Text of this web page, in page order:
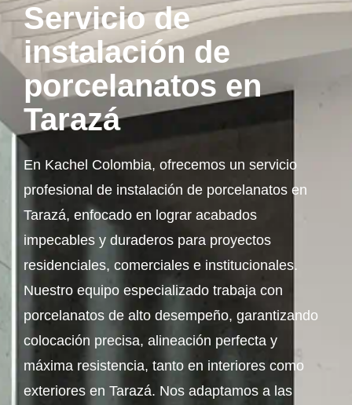
Servicio de
instalación de
porcelanatos en
Tarazá
En Kachel Colombia, ofrecemos un servicio
profesional de instalación de porcelanatos en
Tarazá, enfocado en lograr acabados
impecables y duraderos para proyectos
residenciales, comerciales e institucionales.
Nuestro equipo especializado trabaja con
porcelanatos de alto desempeño, garantizando
colocación precisa, alineación perfecta y
máxima resistencia, tanto en interiores como
exteriores en Tarazá. Nos adaptamos a las